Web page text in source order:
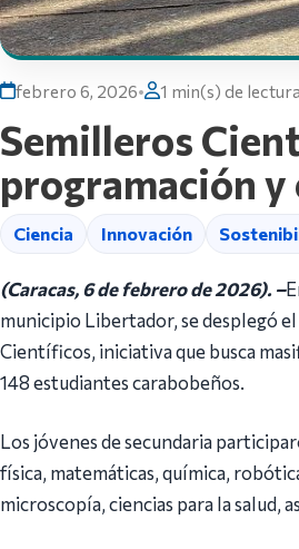
febrero 6, 2026• 1 min(s) de lectura
Semilleros
programación y
Ciencia Innovación
(Caracas, 6 de febrero de 2026). –
municipio Libertador, se desplegó
Científicos, iniciativa que busca
148 estudiantes carabobeños.
Los jóvenes de secundaria
física, matemáticas, química,
microscopía, ciencias para la salud,